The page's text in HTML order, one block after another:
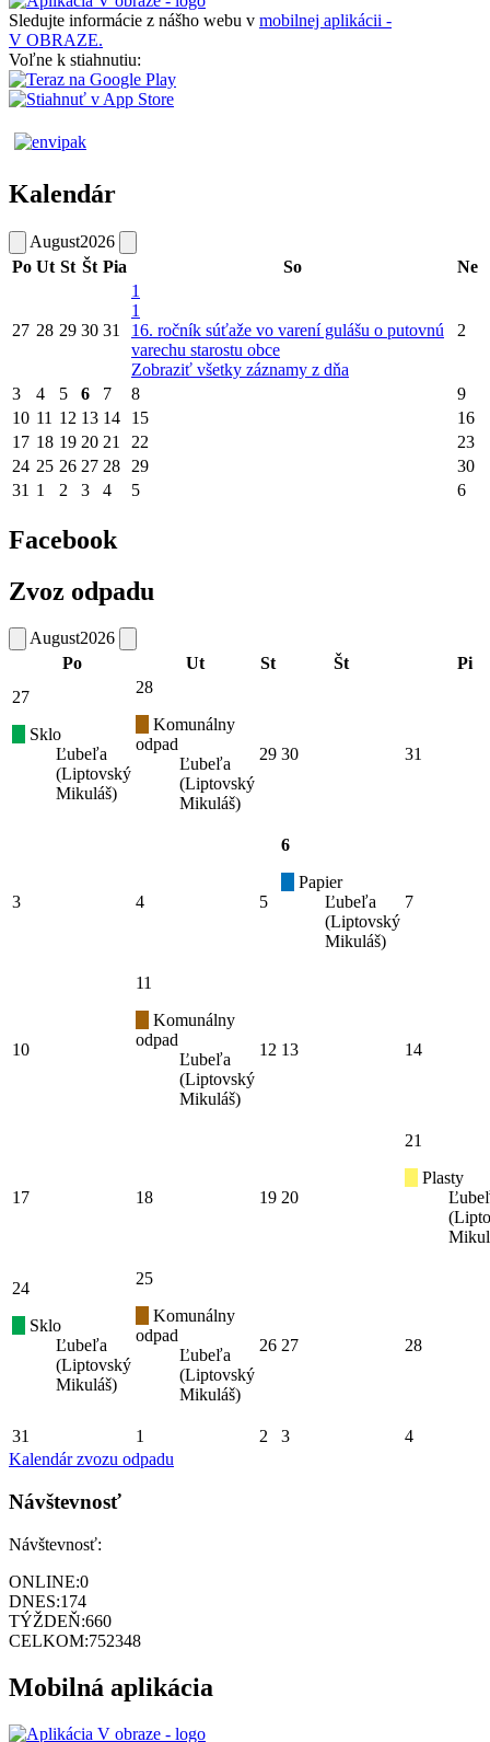
Sledujte informácie z nášho webu v mobilnej aplikácii -
V OBRAZE.
Voľne k stiahnutiu:
Kalendár
August2026
Po Ut St Št Pia So Ne
27 28 29 30 31
1
1
16. ročník súťaže vo varení gulášu o putovnú
varechu starostu obce
Zobraziť všetky záznamy z dňa
2
3 4 5 6 7 8
9
10 11 12 13 14 15
16
17 18 19 20 21 22
23
24 25 26 27 28 29
30
31 1 2 3 4 5 6
Facebook
Zvoz odpadu
August2026
Po
Ut St Št
Pi
27
Sklo
Ľubeľa
(Liptovský
Mikuláš)
28
Komunálny
odpad
Ľubeľa
(Liptovský
Mikuláš)
29 30 31
3 4 5
6
Papier
Ľubeľa
(Liptovský
Mikuláš)
7
10
11
Komunálny
odpad
Ľubeľa
(Liptovský
Mikuláš)
12 13 14
17 18 19 20
21
Plasty
24
Sklo
Ľubeľa
(Liptovský
Mikuláš)
25
Komunálny
odpad
Ľubeľa
(Liptovský
Mikuláš)
26 27 28
31 1 2 3
4
Kalendár zvozu odpadu
Návštevnosť
Návštevnosť:
ONLINE:0
DNES:174
TÝŽDEŇ:660
CELKOM:752348
Mobilná aplikácia